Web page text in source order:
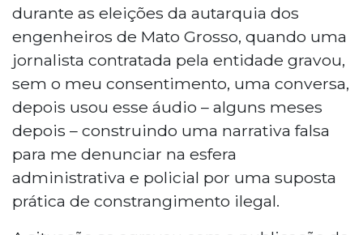
durante as eleições da autarquia dos
engenheiros de Mato Grosso, quando uma
jornalista contratada pela entidade gravou,
sem o meu consentimento, uma conversa,
depois usou esse áudio – alguns meses
depois – construindo uma narrativa falsa
para me denunciar na esfera
administrativa e policial por uma suposta
prática de constrangimento ilegal.